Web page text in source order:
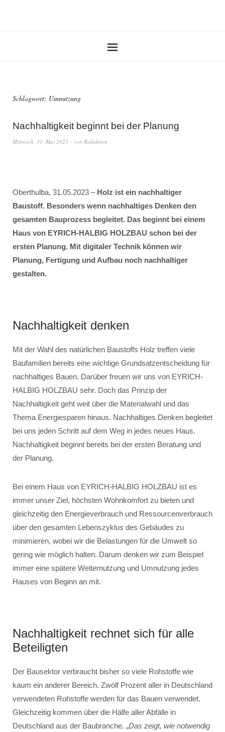
Schlagwort: Umnutzung
Nachhaltigkeit beginnt bei der Planung
Mittwoch, 31. Mai 2023 von Redaktion
Oberthulba, 31.05.2023 – Holz ist ein nachhaltiger
Baustoff. Besonders wenn nachhaltiges Denken den
gesamten Bauprozess begleitet. Das beginnt bei einem
Haus von EYRICH-HALBIG HOLZBAU schon bei der
ersten Planung. Mit digitaler Technik können wir
Planung, Fertigung und Aufbau noch nachhaltiger
gestalten.
Nachhaltigkeit denken
Mit der Wahl des natürlichen Baustoffs Holz treffen viele
Baufamilien bereits eine wichtige Grundsatzentscheidung für
nachhaltiges Bauen. Darüber freuen wir uns von EYRICH-
HALBIG HOLZBAU sehr. Doch das Prinzip der
Nachhaltigkeit geht weit über die Materialwahl und das
Thema Energiesparen hinaus. Nachhaltiges Denken begleitet
bei uns jeden Schritt auf dem Weg in jedes neues Haus.
Nachhaltigkeit beginnt bereits bei der ersten Beratung und
der Planung.
Bei einem Haus von EYRICH-HALBIG HOLZBAU ist es
immer unser Ziel, höchsten Wohnkomfort zu bieten und
gleichzeitig den Energieverbrauch und Ressourcenverbrauch
über den gesamten Lebenszyklus des Gebäudes zu
minimieren, wobei wir die Belastungen für die Umwelt so
gering wie möglich halten. Darum denken wir zum Beispiel
immer eine spätere Weiternutzung und Umnutzung jedes
Hauses von Beginn an mit.
Nachhaltigkeit rechnet sich für alle
Beteiligten
Der Bausektor verbraucht bisher so viele Rohstoffe wie
kaum ein anderer Bereich. Zwölf Prozent aller in Deutschland
verwendeten Rohstoffe werden für das Bauen verwendet.
Gleichzeitig kommen über die Hälfe aller Abfälle in
Deutschland aus der Baubranche. „Das zeigt, wie notwendig